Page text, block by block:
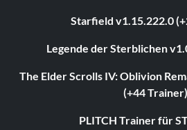
Starfield v1.15.222.0
Legende der Sterblichen
The Elder Scrolls IV: Oblivion
(+44 Trainer)
PLITCH Trainer für